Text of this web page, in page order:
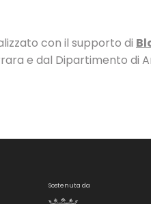
con il supporto di
e dal Dipartimento di
Sostenuta da